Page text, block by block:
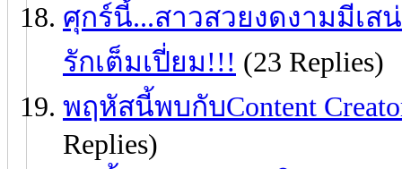
ศุกร์นี้...สาวสวยงดงามมีเ
รักเต็มเปี่ยม!!! (23 Replies)
พฤหัสนี้พบกับContent
Replies)